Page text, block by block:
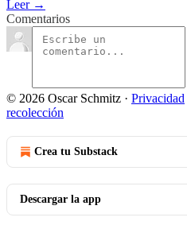
Leer →
Comentarios
© 2026 Oscar Schmitz · Privacidad
recolección
Crea tu Substack
Descargar la app